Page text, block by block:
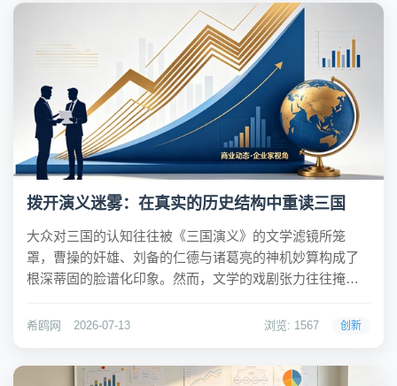
拨开演义迷雾：在真实的历史结构中重读三国
大众对三国的认知往往被《三国演义》的文学滤镜所笼
罩，曹操的奸雄、刘备的仁德与诸葛亮的神机妙算构成了
根深蒂固的脸谱化印象。然而，文学的戏剧张力往往掩盖
国的真相》试图打破这种二元对立的叙事惯性，它不满足
梁...
希鸥网 2026-07-13 浏览: 1567 创新